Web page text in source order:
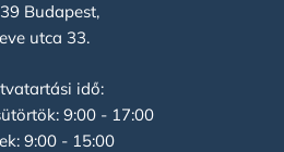
Budapest,
utca 33.
idő:
9:00 - 17:00
9:00 - 15:00